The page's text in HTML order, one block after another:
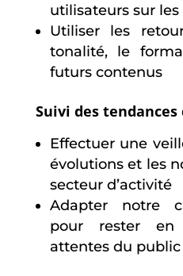
utilisateurs sur
Utiliser les
tonalité, le
futurs contenus
Suivi des tendances
Effectuer une
évolutions et les
secteur d’activité
Adapter notre
pour rester
attentes du public